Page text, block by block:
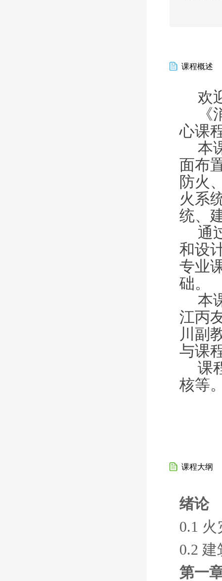
课程概述
欢
心课
本
面布
防火
火系
统、
通
和设
专业
础。
本
江丙
川副
与课
课
核等
课程大纲
绪论
0.1
0.2
第一